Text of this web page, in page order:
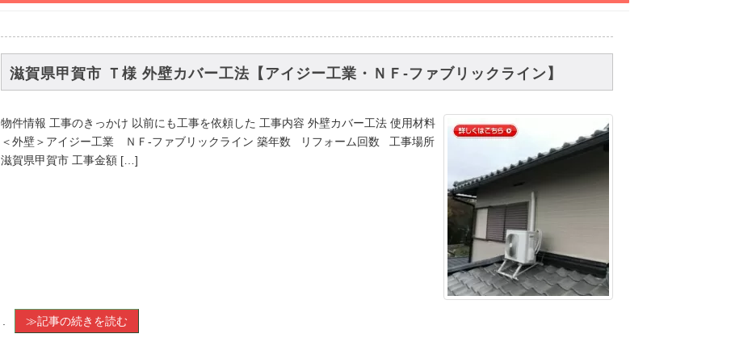
滋賀県甲賀市 Ｔ様 外壁カバー工法【アイジー工業・ＮＦ-ファブリックライン】
物件情報 工事のきっかけ 以前にも工事を依頼した 工事内容 外壁カバー工法 使用材料
＜外壁＞アイジー工業 ＮＦ-ファブリックライン 築年数 リフォーム回数 工事場所
滋賀県甲賀市 工事金額 […]
≫記事の続きを読む